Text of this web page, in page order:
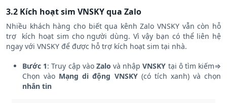
3.2 Kích hoạt sim VNSKY qua Zalo
Nhiều khách hàng cho biết qua kênh Zalo VNSKY vẫn còn hỗ
trợ kích hoạt sim cho người dùng. Vì vậy bạn có thể liên hệ
ngay với VNSKY để được hỗ trợ kích hoạt sim tại nhà.
Bước 1: Truy cập vào Zalo và nhậpVNSKY tại ô tìm kiếm⇒
Chọn vào Mạng di động VNSKY(có tích xanh) và chọn
nhắn tin